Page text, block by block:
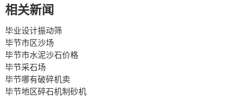
相关新闻
毕业设计振动筛
毕节市区沙场
毕节市水泥沙石价格
毕节采石场
毕节哪有破碎机卖
毕节地区碎石机制砂机